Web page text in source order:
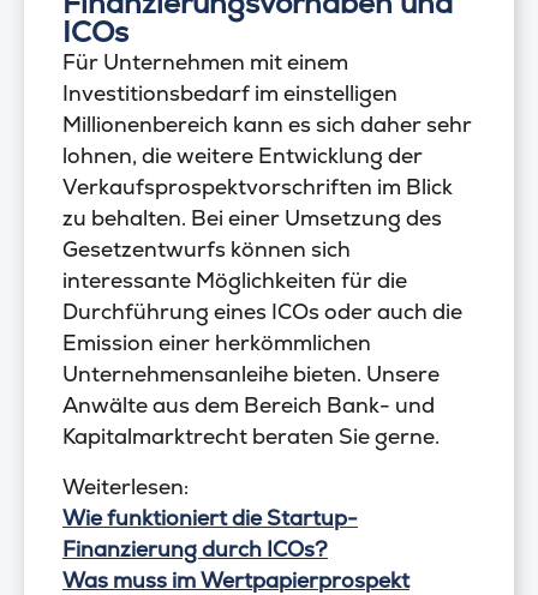
ICOs
Für Unternehmen mit einem
Investitionsbedarf im einstelligen
Millionenbereich kann es sich daher sehr
lohnen, die weitere Entwicklung der
Verkaufsprospektvorschriften im Blick
zu behalten. Bei einer Umsetzung des
Gesetzentwurfs können sich
interessante Möglichkeiten für die
Durchführung eines ICOs oder auch die
Emission einer herkömmlichen
Unternehmensanleihe bieten. Unsere
Anwälte aus dem Bereich Bank- und
Kapitalmarktrecht beraten Sie gerne.
Weiterlesen:
Wie funktioniert die Startup-
Finanzierung durch ICOs?
Was muss im Wertpapierprospekt